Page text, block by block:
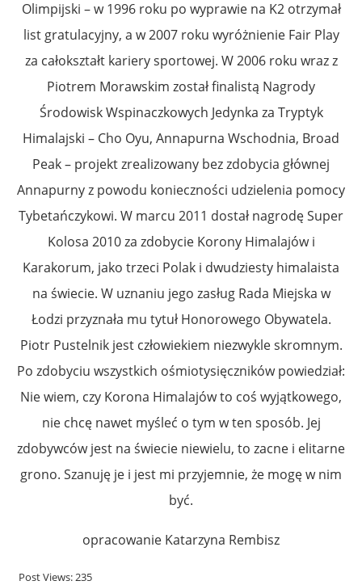
Olimpijski – w 1996 roku po wyprawie na K2 otrzymał
list gratulacyjny, a w 2007 roku wyróżnienie Fair Play
za całokształt kariery sportowej. W 2006 roku wraz z
Piotrem Morawskim został finalistą Nagrody
Środowisk Wspinaczkowych Jedynka za Tryptyk
Himalajski – Cho Oyu, Annapurna Wschodnia, Broad
Peak – projekt zrealizowany bez zdobycia głównej
Annapurny z powodu konieczności udzielenia pomocy
Tybetańczykowi. W marcu 2011 dostał nagrodę Super
Kolosa 2010 za zdobycie Korony Himalajów i
Karakorum, jako trzeci Polak i dwudziesty himalaista
na świecie. W uznaniu jego zasług Rada Miejska w
Łodzi przyznała mu tytuł Honorowego Obywatela.
Piotr Pustelnik jest człowiekiem niezwykle skromnym.
Po zdobyciu wszystkich ośmiotysięczników powiedział:
Nie wiem, czy Korona Himalajów to coś wyjątkowego,
nie chcę nawet myśleć o tym w ten sposób. Jej
zdobywców jest na świecie niewielu, to zacne i elitarne
grono. Szanuję je i jest mi przyjemnie, że mogę w nim
być.
opracowanie Katarzyna Rembisz
Post Views:235